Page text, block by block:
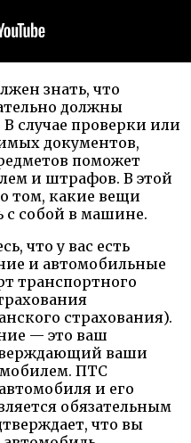
знать, что
должны
случае проверки или
документов,
поможет
и штрафов. В этой
том, какие вещи
с собой в машине.
что у вас есть
и автомобильные
транспортного
страхования).
— это ваш
ваши
ПТС
и его
обязательным
что вы